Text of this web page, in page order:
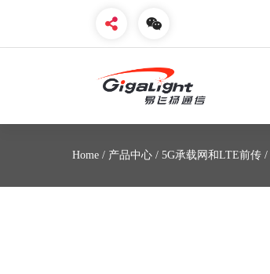
Home / 产品中心 / 5G承载网和LTE前传 /